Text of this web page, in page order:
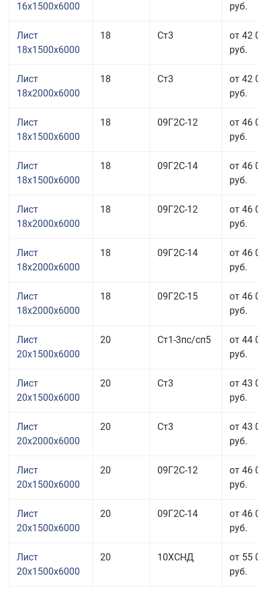
16x1500x6000
руб.
Лист
18x1500x6000
18 Ст3
от 42
руб.
Лист
18x2000x6000
18 Ст3
от 42
руб.
Лист
18x1500x6000
18 09Г2С-12
от 46
руб.
Лист
18x1500x6000
18 09Г2С-14
от 46
руб.
Лист
18x2000x6000
18 09Г2С-12
от 46
руб.
Лист
18x2000x6000
18 09Г2С-14
от 46
руб.
Лист
18x2000x6000
18 09Г2С-15
от 46
руб.
Лист
20x1500x6000
20 Ст1-3пс/сп5
от 44
руб.
Лист
20x1500x6000
20 Ст3
от 43
руб.
Лист
20x2000x6000
20 Ст3
от 43
руб.
Лист
20x1500x6000
20 09Г2С-12
от 46
руб.
Лист
20x1500x6000
20 09Г2С-14
от 46
руб.
Лист
20x1500x6000
20 10ХСНД
от 55
руб.